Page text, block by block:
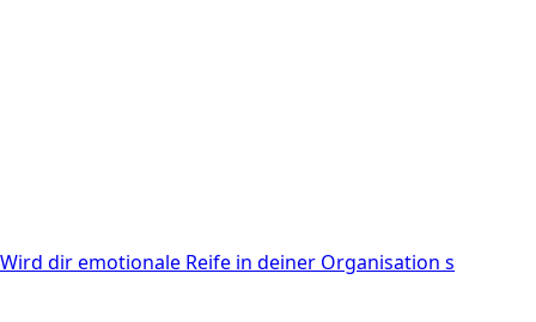
Wird dir emotionale Reife in deiner Organisation s